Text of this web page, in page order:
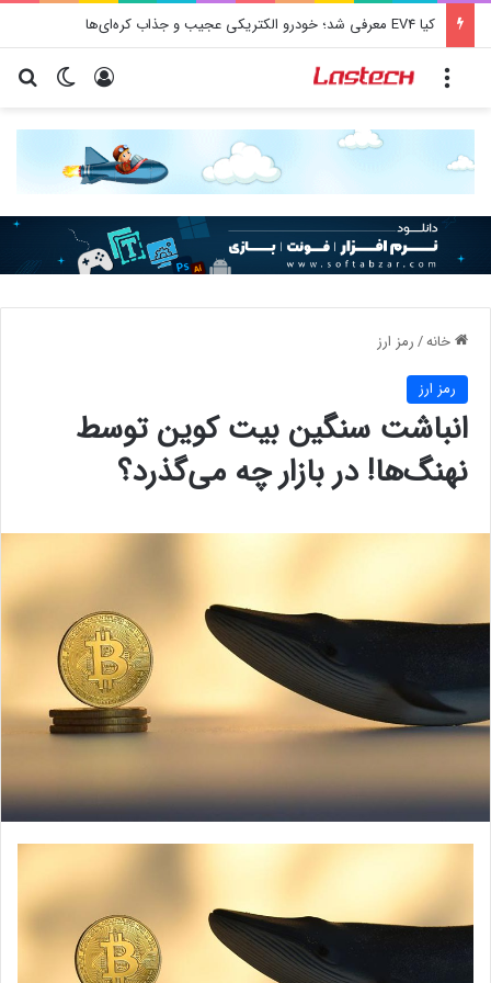
کیا EV4 معرفی شد؛ خودرو الکتریکی عجیب و جذاب کره‌ای‌ها
تغییر ورود
خانه/رمز ارز
رمز ارز
انباشت سنگین بیت کوین توسط
نهنگ‌ها! در بازار چه می‌گذرد؟